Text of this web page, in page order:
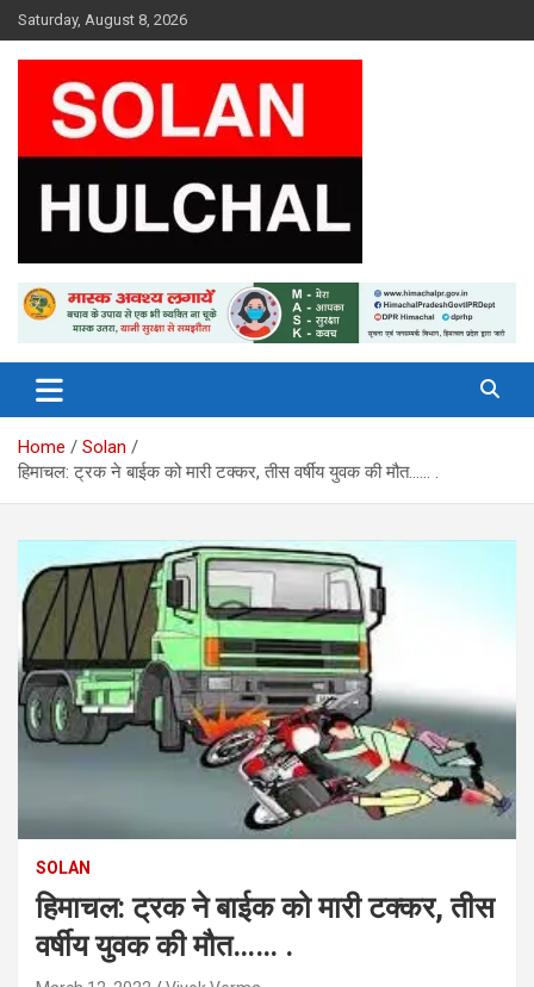
Skip
to
content
Saturday, August 8, 2026
Solan Hulchal
Home
Solan
हिमाचल: ट्रक ने बाईक को मारी टक्कर, तीस वर्षीय युवक की मौत…… .
SOLAN
हिमाचल: ट्रक ने बाईक को मारी टक्कर, तीस
वर्षीय युवक की मौत…… .